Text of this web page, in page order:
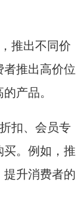
推出不同价
推出高价位
产品。
扣、会员专
。例如，推
升消费者的